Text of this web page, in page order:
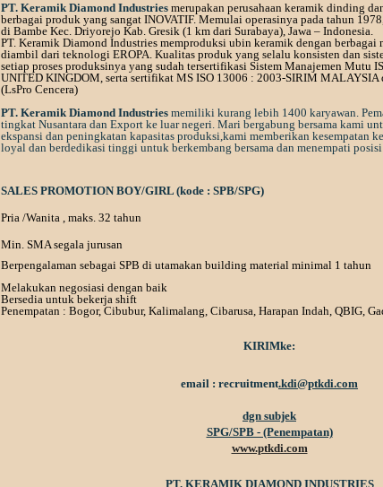
PT. Keramik Diamond Industries merupakan perusahaan keramik dinding
berbagai produk yang sangat INOVATIF. Memulai operasinya pada tahun
di Bambe Kec. Driyorejo Kab. Gresik (1 km dari Surabaya), Jawa – Indonesia.
PT. Keramik Diamond Industries memproduksi ubin keramik dengan berbagai
diambil dari teknologi EROPA. Kualitas produk yang selalu konsisten dan
setiap proses produksinya yang sudah tersertifikasi Sistem Manajemen Mutu
UNITED KINGDOM, serta sertifikat MS ISO 13006 : 2003-SIRIM MALAYSIA
(LsPro Cencera)
PT. Keramik Diamond Industries memiliki kurang lebih 1400 karyawan.
tingkat Nusantara dan Export ke luar negeri. Mari bergabung bersama kami
ekspansi dan peningkatan kapasitas produksi,kami memberikan kesempatan
loyal dan berdedikasi tinggi untuk berkembang bersama dan menempati posisi
SALES PROMOTION BOY/GIRL (kode : SPB/SPG)
Pria /Wanita , maks. 32 tahun
Min. SMA segala jurusan
Berpengalaman sebagai SPB di utamakan building material minimal 1 tahun
Melakukan negosiasi dengan baik
Bersedia untuk bekerja shift
Penempatan : Bogor, Cibubur, Kalimalang, Cibarusa, Harapan Indah, QBIG,
KIRIMke:
email : recruitment.kdi@ptkdi.com
dgn subjek
SPG/SPB - (Penempatan)
www.ptkdi.com
PT. KERAMIK DIAMOND INDUSTRIES